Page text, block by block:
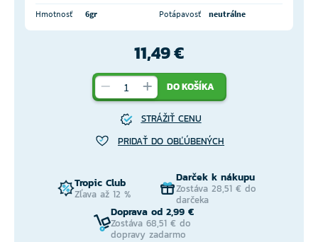
Hmotnosť
6gr Potápavosť neutrálne
11,49 €
DO KOŠÍKA
STRÁŽIŤ CENU
PRIDAŤ DO OBĽÚBENÝCH
Tropic Club
Zľava až 12 %
Darček k nákupu
Zostáva 28,51 € do
darčeka
Doprava od 2,99 €
Zostáva 68,51 € do
dopravy zadarmo